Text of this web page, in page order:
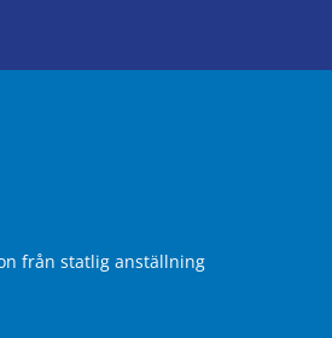
från statlig anställning